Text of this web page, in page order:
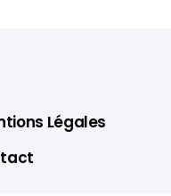
Légales